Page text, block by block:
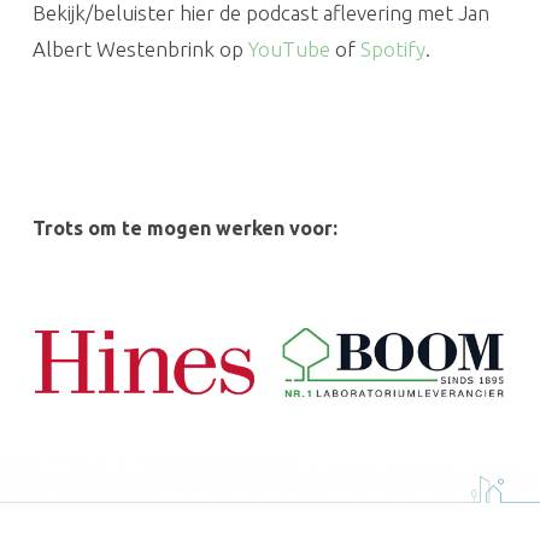
Bekijk/beluister hier de podcast aflevering met Jan
Albert Westenbrink op YouTube of Spotify.
Trots om te mogen werken voor: